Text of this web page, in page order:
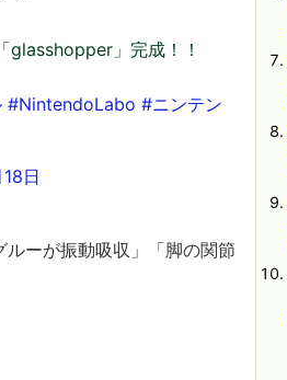
glasshopper」完成！！
#NintendoLabo #ニンテン
日
ーが振動吸収」「脚の関節